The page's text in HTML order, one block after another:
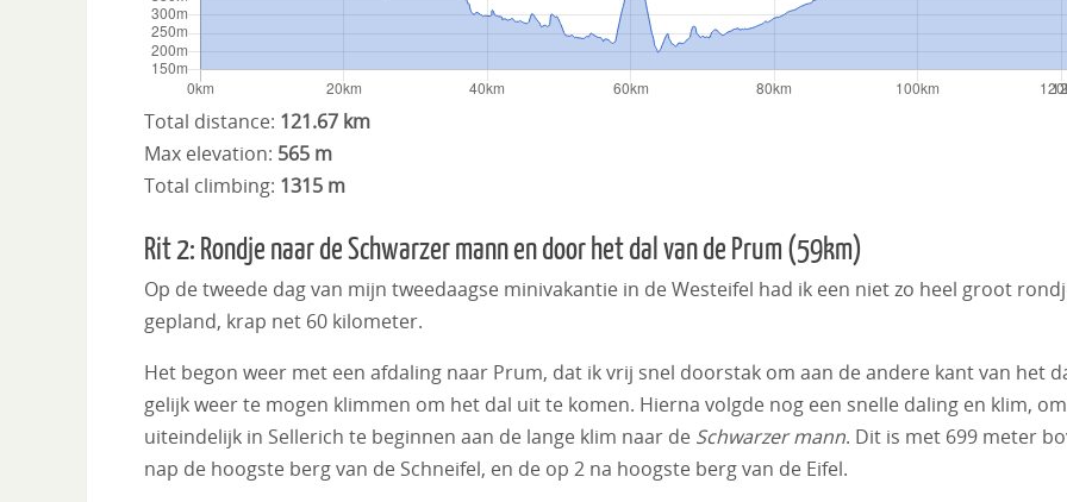
Total distance: 121.67 km
Max elevation: 565 m
Total climbing: 1315 m
Rit 2: Rondje naar de Schwarzer mann en door het dal van de Prum (59km)
Op de tweede dag van mijn tweedaagse minivakantie in de Westeifel had ik een niet zo heel groot
gepland, krap net 60 kilometer.
Het begon weer met een afdaling naar Prum, dat ik vrij snel doorstak om aan de andere kant van het
gelijk weer te mogen klimmen om het dal uit te komen. Hierna volgde nog een snelle daling en klim, om
uiteindelijk in Sellerich te beginnen aan de lange klim naar de Schwarzer mann. Dit is met 699 meter
nap de hoogste berg van de Schneifel, en de op 2 na hoogste berg van de Eifel.